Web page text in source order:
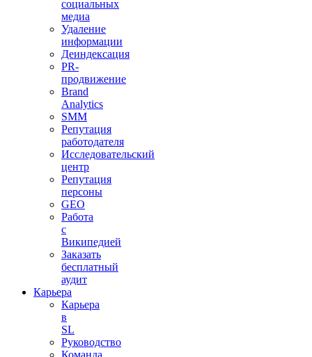
социальных
медиа
Удаление
информации
Деиндексация
PR-
продвижение
Brand
Analytics
SMM
Репутация
работодателя
Исследовательский
центр
Репутация
персоны
GEO
Работа
с
Википедией
Заказать
бесплатный
аудит
Карьера
Карьера
в
SL
Руководство
Команда